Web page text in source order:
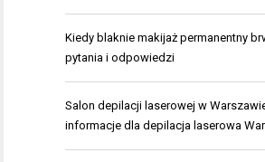
Kiedy blaknie makijaż permanentny
pytania i odpowiedzi
Salon depilacji laserowej w
informacje dla depilacja laserowa